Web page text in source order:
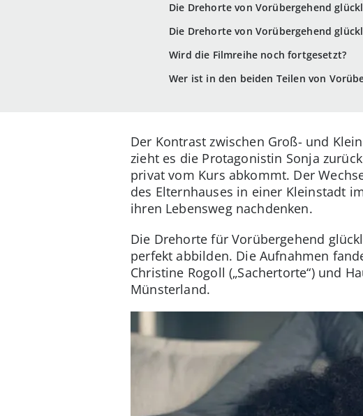
Die Drehorte von Vorübergehend
Die Drehorte von Vorübergehend
Wird die Filmreihe noch fortgesetzt?
Wer ist in den beiden Teilen von
Der Kontrast zwischen Groß- und
zieht es die Protagonistin Sonja
privat vom Kurs abkommt. Der
des Elternhauses in einer Kleinstadt
ihren Lebensweg nachdenken.
Die Drehorte für Vorübergehend
perfekt abbilden. Die Aufnahmen
Christine Rogoll („Sachertorte“) und
Münsterland.